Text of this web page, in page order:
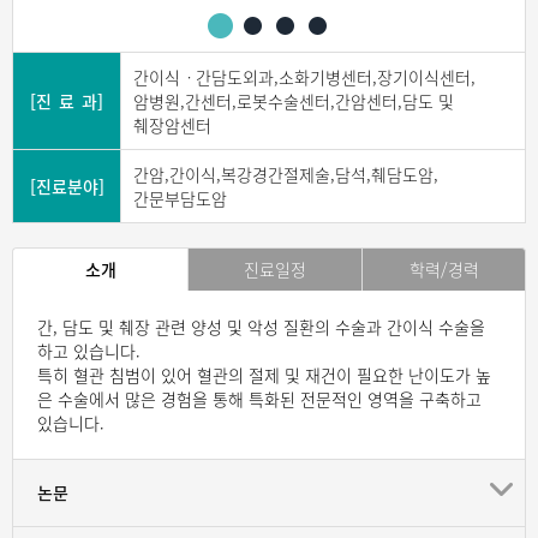
[진 료 과]
간이식ㆍ간담도외과,소화기병센터,장기이식센터,
암병원,간센터,로봇수술센터,간암센터,담도 및
췌장암센터
[진료분야]
간암,간이식,복강경간절제술,담석,췌담도암,
간문부담도암
소개 진료일정 학력/경력
간, 담도 및 췌장 관련 양성 및 악성 질환의 수술과 간이식 수술을
하고 있습니다.
특히 혈관 침범이 있어 혈관의 절제 및 재건이 필요한 난이도가 높
은 수술에서 많은 경험을 통해 특화된 전문적인 영역을 구축하고
있습니다.
논문